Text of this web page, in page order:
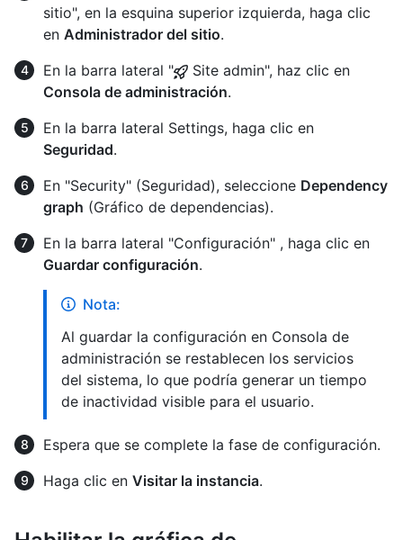
sitio", en la esquina superior izquierda, haga clic
en Administrador del sitio.
En la barra lateral "
Site admin", haz clic en
Consola de administración.
En la barra lateral Settings, haga clic en
Seguridad.
En "Security" (Seguridad), seleccione Dependency
graph (Gráfico de dependencias).
En la barra lateral "Configuración" , haga clic en
Guardar configuración.
Nota:
Al guardar la configuración en Consola de
administración se restablecen los servicios
del sistema, lo que podría generar un tiempo
de inactividad visible para el usuario.
Espera que se complete la fase de configuración.
Haga clic en Visitar la instancia.